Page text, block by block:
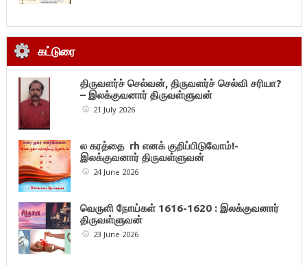
கட்டுரை
திருவளர்ச் செல்வன், திருவளர்ச் செல்வி சரியா?
– இலக்குவனார் திருவள்ளுவன்
21 July 2026
ல கரத்தை rh எனக் குறிப்பிடுவோம்!-
இலக்குவனார் திருவள்ளுவன்
24 June 2026
வெருளி நோய்கள் 1616-1620 : இலக்குவனார்
திருவள்ளுவன்
23 June 2026